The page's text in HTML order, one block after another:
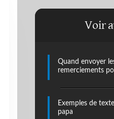
Voir
Quand envoyer
remerciements
Exemples de
papa